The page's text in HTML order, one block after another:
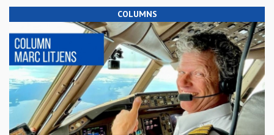
COLUMNS